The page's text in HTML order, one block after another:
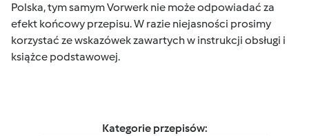
Polska, tym samym Vorwerk nie może odpowiadać za
efekt końcowy przepisu. W razie niejasności prosimy
korzystać ze wskazówek zawartych w instrukcji obsługi i
książce podstawowej.
Kategorie przepisów: